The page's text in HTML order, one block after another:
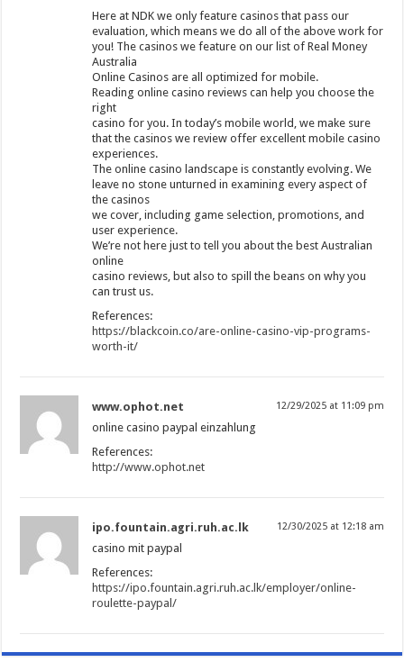
Here at NDK we only feature casinos that pass our
evaluation, which means we do all of the above work for
you! The casinos we feature on our list of Real Money
Australia
Online Casinos are all optimized for mobile.
Reading online casino reviews can help you choose the
right
casino for you. In today’s mobile world, we make sure
that the casinos we review offer excellent mobile casino
experiences.
The online casino landscape is constantly evolving. We
leave no stone unturned in examining every aspect of
the casinos
we cover, including game selection, promotions, and
user experience.
We’re not here just to tell you about the best Australian
online
casino reviews, but also to spill the beans on why you
can trust us.
References:
https://blackcoin.co/are-online-casino-vip-programs-
worth-it/
www.ophot.net 12/29/2025 at 11:09 pm
online casino paypal einzahlung
References:
http://www.ophot.net
ipo.fountain.agri.ruh.ac.lk 12/30/2025 at 12:18 am
casino mit paypal
References:
https://ipo.fountain.agri.ruh.ac.lk/employer/online-
roulette-paypal/